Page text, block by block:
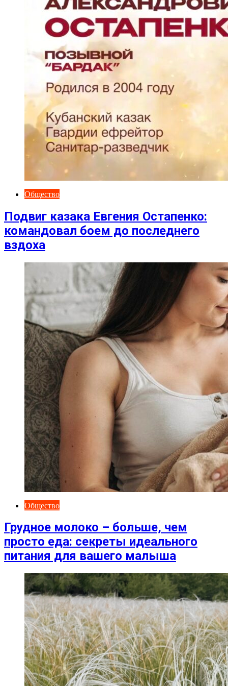
Общество
Подвиг казака Евгения Остапенко:
командовал боем до последнего
вздоха
Общество
Грудное молоко – больше, чем
просто еда: секреты идеального
питания для вашего малыша